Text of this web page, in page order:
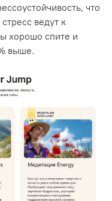
что
ведут к
хорошо спите и
выше.